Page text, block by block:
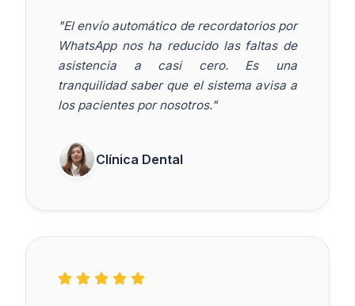
"El envío automático de recordatorios por
WhatsApp nos ha reducido las faltas de
asistencia a casi cero. Es una
tranquilidad saber que el sistema avisa a
los pacientes por nosotros."
Clínica Dental